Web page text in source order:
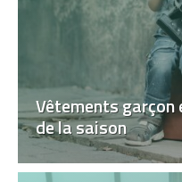
Vêtements garçon
de la saison